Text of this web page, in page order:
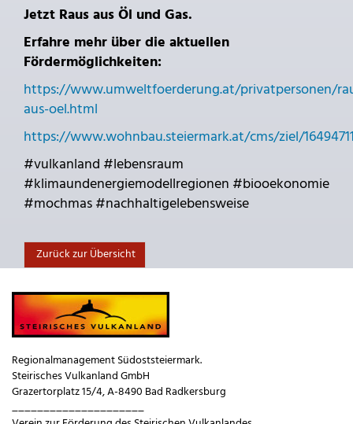
Jetzt Raus aus Öl und Gas.
Erfahre mehr über die aktuellen
Fördermöglichkeiten:
https://www.umweltfoerderung.at/privatpersonen/
aus-oel.html
https://www.wohnbau.steiermark.at/cms/ziel/
#vulkanland #lebensraum
#klimaundenergiemodellregionen #biooekonomie
#mochmas #nachhaltigelebensweise
Zurück zur Übersicht
Regionalmanagement Südoststeiermark.
Steirisches Vulkanland GmbH
Grazertorplatz 15/4, A-8490 Bad Radkersburg
_____________________